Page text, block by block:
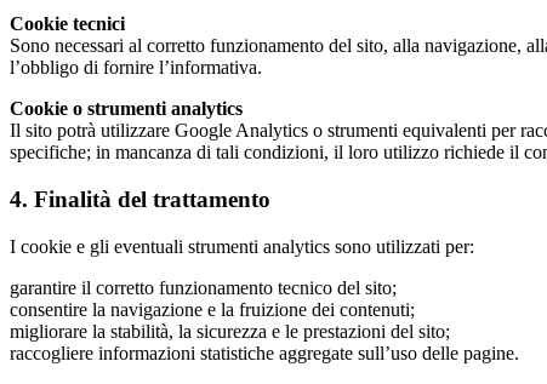
Cookie tecnici
Sono necessari al corretto funzionamento del sito, alla navigazione,
l’obbligo di fornire l’informativa.
Cookie o strumenti analytics
Il sito potrà utilizzare Google Analytics o strumenti equivalenti per
specifiche; in mancanza di tali condizioni, il loro utilizzo richiede il
4. Finalità del trattamento
I cookie e gli eventuali strumenti analytics sono utilizzati per:
garantire il corretto funzionamento tecnico del sito;
consentire la navigazione e la fruizione dei contenuti;
migliorare la stabilità, la sicurezza e le prestazioni del sito;
raccogliere informazioni statistiche aggregate sull’uso delle pagine.